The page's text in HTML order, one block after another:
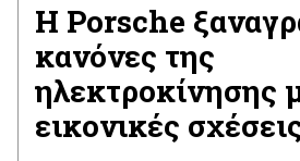
Η Porsche
κανόνες της
ηλεκτροκίνησης
εικονικές